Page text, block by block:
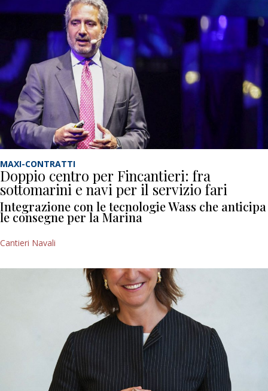
MAXI-CONTRATTI
Doppio centro per Fincantieri: fra
sottomarini e navi per il servizio fari
Integrazione con le tecnologie Wass che anticipa
le consegne per la Marina
Cantieri Navali